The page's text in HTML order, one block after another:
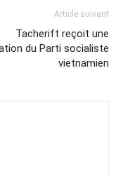
Article suivant
Tacherift reçoit une
du Parti socialiste
vietnamien